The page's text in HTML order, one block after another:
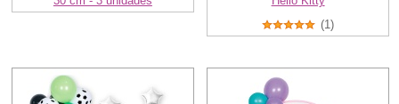
(1)